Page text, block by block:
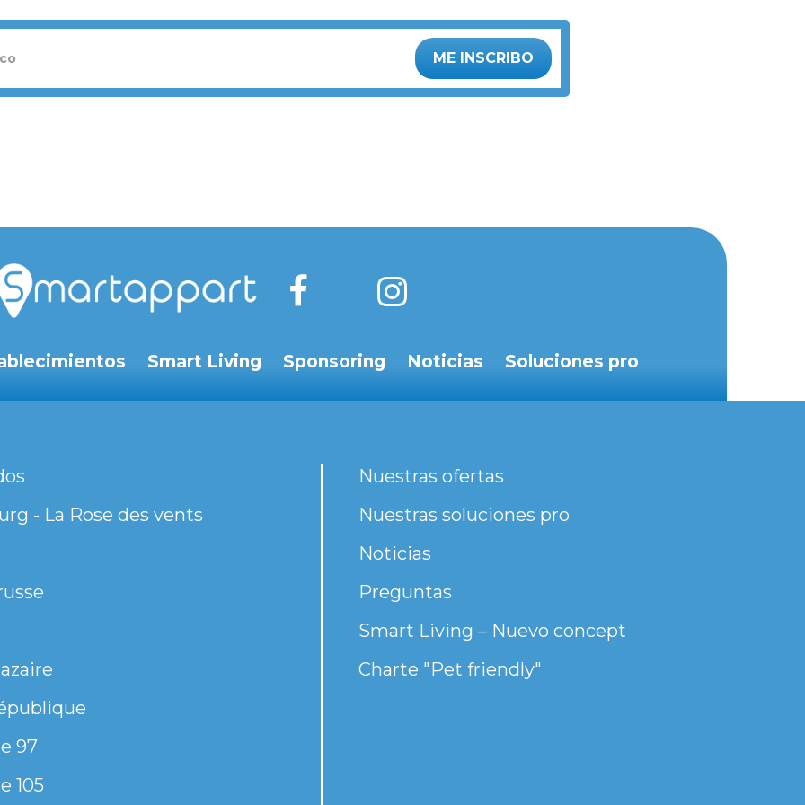
ME INSCRIBO
Smart Living Sponsoring Noticias Soluciones pro
- La Rose des vents
97
105
Nuestras ofertas
Nuestras soluciones pro
Noticias
Preguntas
Smart Living – Nuevo concept
Charte "Pet friendly"